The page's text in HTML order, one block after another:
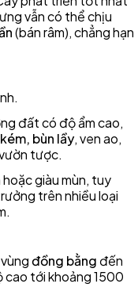
vẫn có thể chịu
(bán râm), chẳng hạn
đất có độ ẩm cao,
bùn lầy, ven ao,
tược.
giàu mùn, tuy
trên nhiều loại
đồng bằng đến
cao tới khoảng 1500